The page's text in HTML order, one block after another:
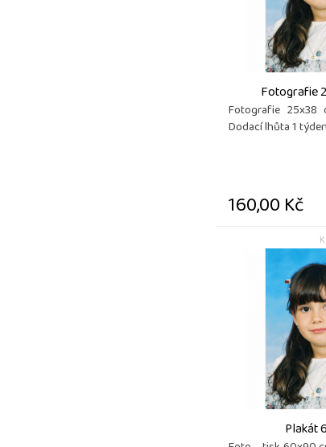
Fotografie
Fotografie 25x38
Dodací lhůta 1 týden
160,00 Kč
Plakát